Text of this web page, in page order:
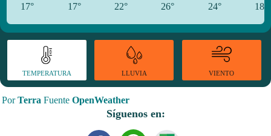
17° 17° 22° 26° 24° 18°
TEMPERATURA LLUVIA VIENTO
PorTerra Fuente OpenWeather
Síguenos en: